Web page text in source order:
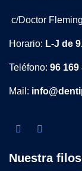
c/Doctor
Horario: L-J de
Teléfono: 96 169
Mail:
Nuestra